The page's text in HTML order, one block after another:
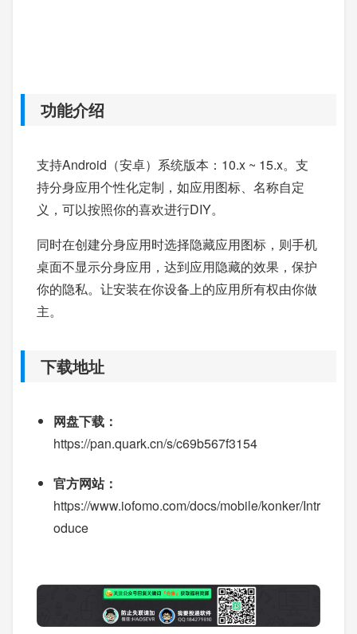
功能介绍
支持Android（安卓）系统版本：10.x ~ 15.x。支
持分身应用个性化定制，如应用图标、名称自定
义，可以按照你的喜欢进行DIY。
同时在创建分身应用时选择隐藏应用图标，则手机
桌面不显示分身应用，达到应用隐藏的效果，保护
你的隐私。让安装在你设备上的应用所有权由你做
主。
下载地址
网盘下载：
https://pan.quark.cn/s/c69b567f3154
官方网站：
https://www.iofomo.com/docs/mobile/konker/Intr
oduce